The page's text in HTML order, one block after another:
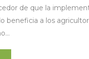
de que la
beneficia a los